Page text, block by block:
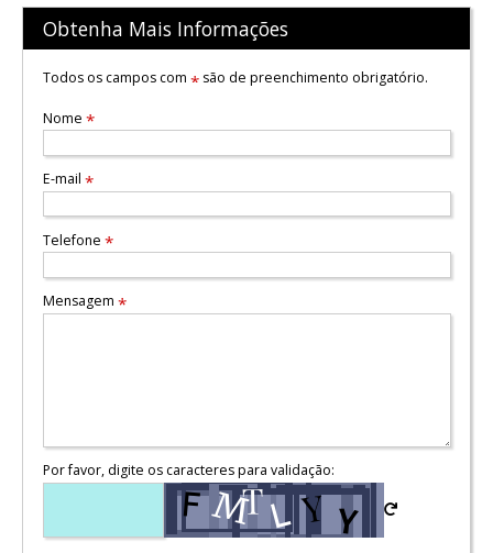
Obtenha Mais Informações
Todos os campos com *são de preenchimento obrigatório.
Nome *
E-mail *
Telefone *
Mensagem *
Por favor, digite os caracteres para validação: